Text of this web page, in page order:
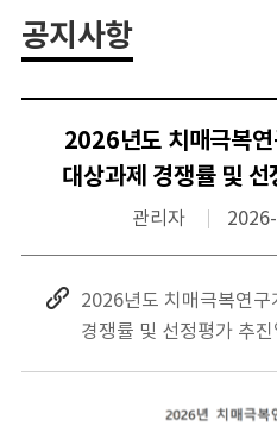
공지사항
2026년도 치매극복
대상과제 경쟁률 및 선
관리자
2026년도 치매극복연구
경쟁률 및 선정평가 추